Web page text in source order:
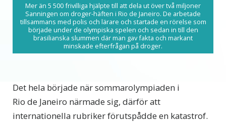
Mer än 5 500 frivilliga hjälpte till att dela ut över två miljoner
Sanningen om droger-häften i Rio de Janeiro. De arbetade
tillsammans med polis och lärare och startade en rörelse som
började under de olympiska spelen och sedan in till den
brasilianska slummen där man gav fakta och markant
minskade efterfrågan på droger.
Det hela började när sommarolympiaden i
Rio de Janeiro närmade sig, därför att
internationella rubriker förutspådde en katastrof.